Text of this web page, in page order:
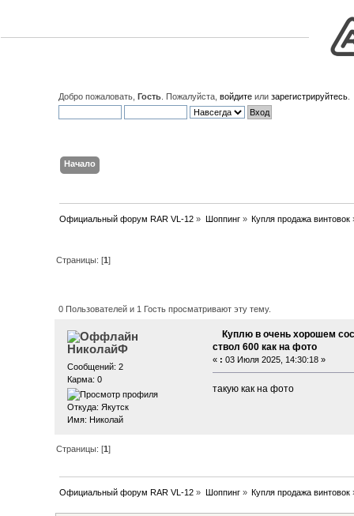
Добро пожаловать, Гость . Пожалуйста, войдите или зарегистрируйтесь
Начало
Официальный форум RAR VL-12 » Шоппинг» Купля продажа винтовок
Страницы: [1]
(Прочитано 1321 раз)
0 Пользователей и 1 Гость просматривают эту тему.
НиколайФ
Сообщений: 2
Карма: 0
Откуда: Якутск
Имя: Николай
Куплю в очень хорошем
ствол 600 как на фото
« : 03 Июля 2025, 14:30:18 »
такую как на фото
Страницы: [1]
Официальный форум RAR VL-12 » Шоппинг» Купля продажа винтовок